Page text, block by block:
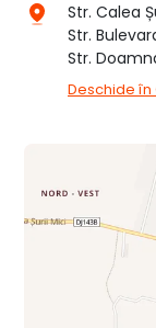
Str. Calea
Str.
Str.
Deschide în